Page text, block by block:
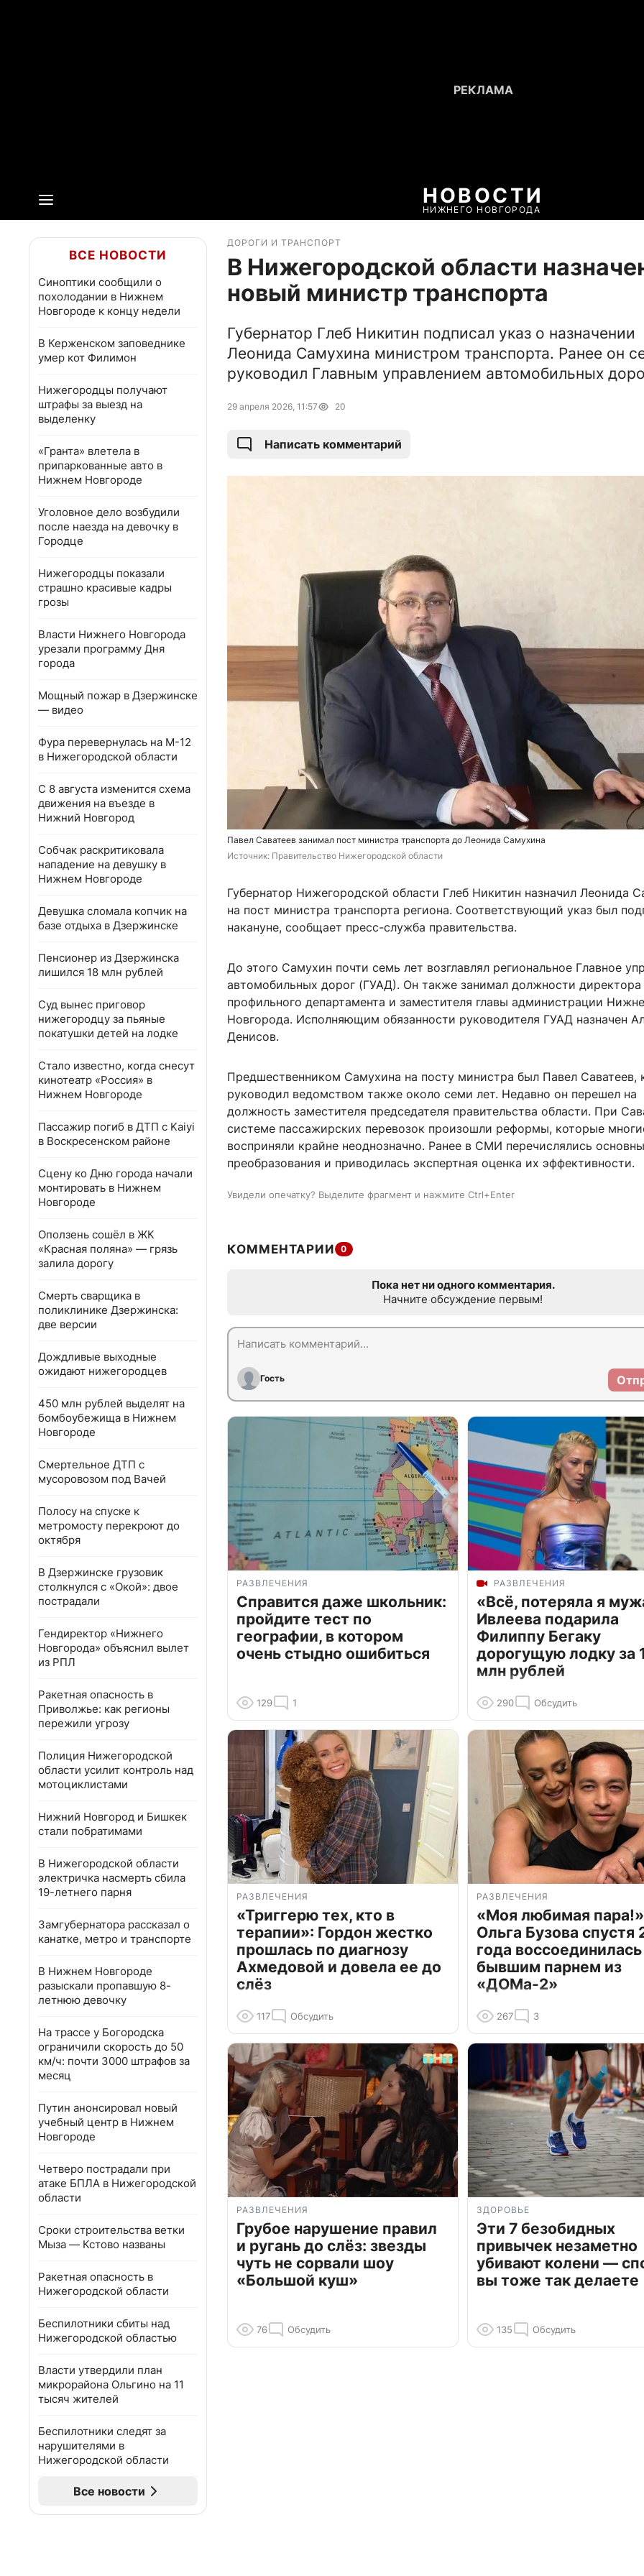
НОВОСТИ
НИЖНЕГО НОВГОРОДА
ВСЕ НОВОСТИ
Синоптики сообщили о
похолодании в Нижнем
Новгороде к концу недели
В Керженском заповеднике
умер кот Филимон
Нижегородцы получают
штрафы за выезд на
выделенку
«Гранта» влетела в
припаркованные авто в
Нижнем Новгороде
Уголовное дело возбудили
после наезда на девочку в
Городце
Нижегородцы показали
страшно красивые кадры
грозы
Власти Нижнего Новгорода
урезали программу Дня
города
Мощный пожар в Дзержинске
— видео
Фура перевернулась на М-12
в Нижегородской области
С 8 августа изменится схема
движения на въезде в
Нижний Новгород
Собчак раскритиковала
нападение на девушку в
Нижнем Новгороде
Девушка сломала копчик на
базе отдыха в Дзержинске
Пенсионер из Дзержинска
лишился 18 млн рублей
Суд вынес приговор
нижегородцу за пьяные
покатушки детей на лодке
Стало известно, когда снесут
кинотеатр «Россия» в
Нижнем Новгороде
Пассажир погиб в ДТП с Kaiyi
в Воскресенском районе
Сцену ко Дню города начали
монтировать в Нижнем
Новгороде
Оползень сошёл в ЖК
«Красная поляна» — грязь
залила дорогу
Смерть сварщика в
поликлинике Дзержинска:
две версии
Дождливые выходные
ожидают нижегородцев
450 млн рублей выделят на
бомбоубежища в Нижнем
Новгороде
Смертельное ДТП с
мусоровозом под Вачей
Полосу на спуске к
метромосту перекроют до
октября
В Дзержинске грузовик
столкнулся с «Окой»: двое
пострадали
Гендиректор «Нижнего
Новгорода» объяснил вылет
из РПЛ
Ракетная опасность в
Приволжье: как регионы
пережили угрозу
Полиция Нижегородской
области усилит контроль над
мотоциклистами
Нижний Новгород и Бишкек
стали побратимами
В Нижегородской области
электричка насмерть сбила
19-летнего парня
Замгубернатора рассказал о
канатке, метро и транспорте
В Нижнем Новгороде
разыскали пропавшую 8-
летнюю девочку
На трассе у Богородска
ограничили скорость до 50
км/ч: почти 3000 штрафов за
месяц
Путин анонсировал новый
учебный центр в Нижнем
Новгороде
Четверо пострадали при
атаке БПЛА в Нижегородской
области
Сроки строительства ветки
Мыза — Кстово названы
Ракетная опасность в
Нижегородской области
Беспилотники сбиты над
Нижегородской областью
Власти утвердили план
микрорайона Ольгино на 11
тысяч жителей
Беспилотники следят за
нарушителями в
Нижегородской области
Все новости
ДОРОГИ И ТРАНСПОРТ
В Нижегородской области
новый министр транспорта
Губернатор Глеб Никитин подписал указ о назначении
Леонида Самухина министром транспорта. Ранее он
руководил Главным управлением автомобильных
29 апреля 2026, 11:57 20
Написать комментарий
Павел Саватеев занимал пост министра транспорта до Леонида Самухина
Источник: Правительство Нижегородской области
Губернатор Нижегородской области Глеб Никитин назначил Леонида
на пост министра транспорта региона. Соответствующий указ был
накануне, сообщает пресс-служба правительства.
До этого Самухин почти семь лет возглавлял региональное Главное
автомобильных дорог (ГУАД). Он также занимал должности директора
профильного департамента и заместителя главы администрации
Новгорода. Исполняющим обязанности руководителя ГУАД назначен
Денисов.
Предшественником Самухина на посту министра был Павел Саватеев,
руководил ведомством также около семи лет. Недавно он перешел на
должность заместителя председателя правительства области. При
системе пассажирских перевозок произошли реформы, которые
восприняли крайне неоднозначно. Ранее в СМИ перечислялись
преобразования и приводилась экспертная оценка их эффективности.
Увидели опечатку? Выделите фрагмент и нажмите Ctrl+Enter
КОММЕНТАРИИ 0
Пока нет ни одного комментария.
Начните обсуждение первым!
Гость
РАЗВЛЕЧЕНИЯ
Справится даже школьник:
пройдите тест по
географии, в котором
очень стыдно ошибиться
129 1
РАЗВЛЕЧЕНИЯ
«Всё, потеряла я
Ивлеева подарила
Филиппу Бегаку
дорогущую лодку за
млн рублей
290 Обсудить
РАЗВЛЕЧЕНИЯ
«Триггерю тех, кто в
терапии»: Гордон жестко
прошлась по диагнозу
Ахмедовой и довела ее до
слёз
117 Обсудить
РАЗВЛЕЧЕНИЯ
«Моя любимая
Ольга Бузова спустя
года
бывшим парнем из
«ДОМа-2»
267 3
РАЗВЛЕЧЕНИЯ
Грубое нарушение правил
и ругань до слёз: звезды
чуть не сорвали шоу
«Большой куш»
76 Обсудить
ЗДОРОВЬЕ
Эти 7 безобидных
привычек незаметно
убивают колени —
вы тоже так делаете
135 Обсудить